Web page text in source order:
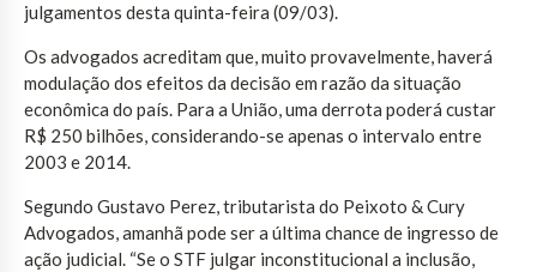
julgamentos desta quinta-feira (09/03).
Os advogados acreditam que, muito provavelmente, haverá
modulação dos efeitos da decisão em razão da situação
econômica do país. Para a União, uma derrota poderá custar
R$ 250 bilhões, considerando-se apenas o intervalo entre
2003 e 2014.
Segundo Gustavo Perez, tributarista do Peixoto & Cury
Advogados, amanhã pode ser a última chance de ingresso de
ação judicial. “Se o STF julgar inconstitucional a inclusão,